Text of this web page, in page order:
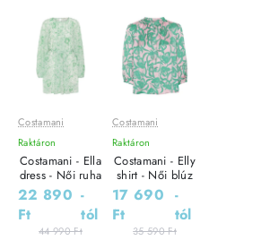
Leárazás
Outlet Ár
Costamani
Raktáron
Costamani - Ella
dress - Női ruha
22 890
Ft
-
tól
44 990 Ft
Leárazás
Outlet Ár
Costamani
Raktáron
Costamani - Elly
shirt - Női blúz
17 690
Ft
-
tól
35 590 Ft